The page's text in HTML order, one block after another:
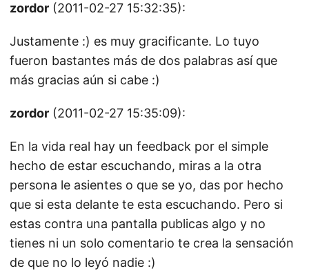
zordor (2011-02-27 15:32:35):
Justamente :) es muy gracificante. Lo tuyo
fueron bastantes más de dos palabras así que
más gracias aún si cabe :)
zordor (2011-02-27 15:35:09):
En la vida real hay un feedback por el simple
hecho de estar escuchando, miras a la otra
persona le asientes o que se yo, das por hecho
que si esta delante te esta escuchando. Pero si
estas contra una pantalla publicas algo y no
tienes ni un solo comentario te crea la sensación
de que no lo leyó nadie :)